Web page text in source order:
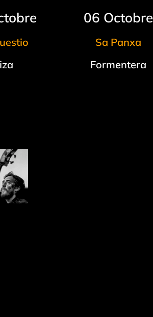
06 Octobre
Sa Panxa
Formentera